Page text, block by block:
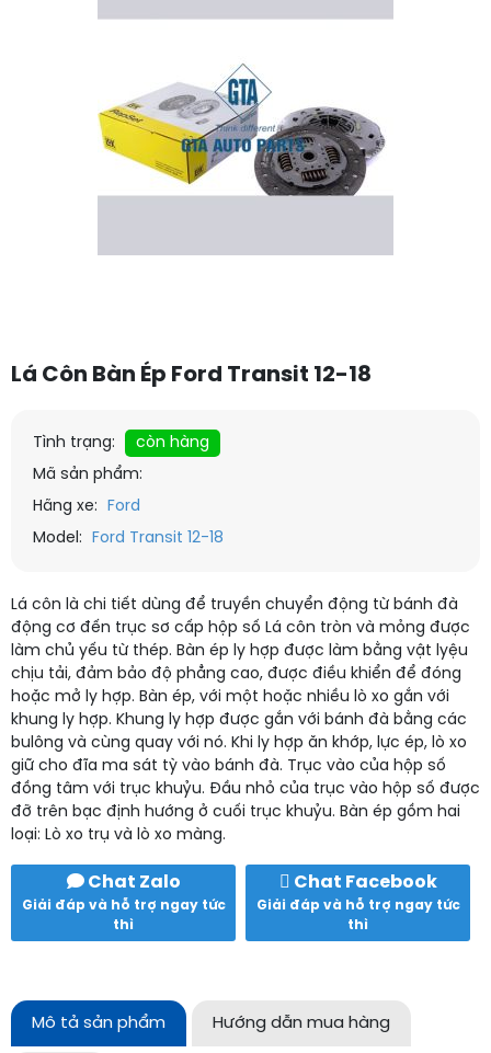
Lá Côn Bàn Ép Ford Transit 12-18
Tình trạng:
còn hàng
Mã sản phẩm:
Hãng xe:
Ford
Model:
Ford Transit 12-18
Lá côn là chi tiết dùng để truyền chuyển động từ bánh đà
động cơ đến trục sơ cấp hộp số Lá côn tròn và mỏng được
làm chủ yếu từ thép. Bàn ép ly hợp được làm bằng vật lyệu
chịu tải, đảm bảo độ phẳng cao, được điều khiển để đóng
hoặc mở ly hợp. Bàn ép, với một hoặc nhiều lò xo gắn với
khung ly hợp. Khung ly hợp được gắn với bánh đà bằng các
bulông và cùng quay với nó. Khi ly hợp ăn khớp, lực ép, lò xo
giữ cho đĩa ma sát tỳ vào bánh đà. Trục vào của hộp số
đồng tâm với trục khuỷu. Đầu nhỏ của trục vào hộp số được
đỡ trên bạc định hướng ở cuối trục khuỷu. Bàn ép gồm hai
loại: Lò xo trụ và lò xo màng.
Chat Zalo
Giải đáp và hỗ trợ ngay tức
thì
Chat Facebook
Giải đáp và hỗ trợ ngay tức
thì
Mô tả sản phẩm Hướng dẫn mua hàng